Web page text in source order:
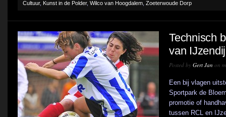
Cultuur, Kunst in de Polder, Wilco van Hoogdalem Zoeterwoude Dorp
Technisch
van
Posted by Gert Jan on
Een bij vlagen
Sportpark de
promotie of
tussen RCL en